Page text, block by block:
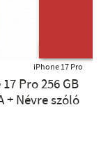
iPhone 17 Pro
Pro 256 GB
+ Névre szóló